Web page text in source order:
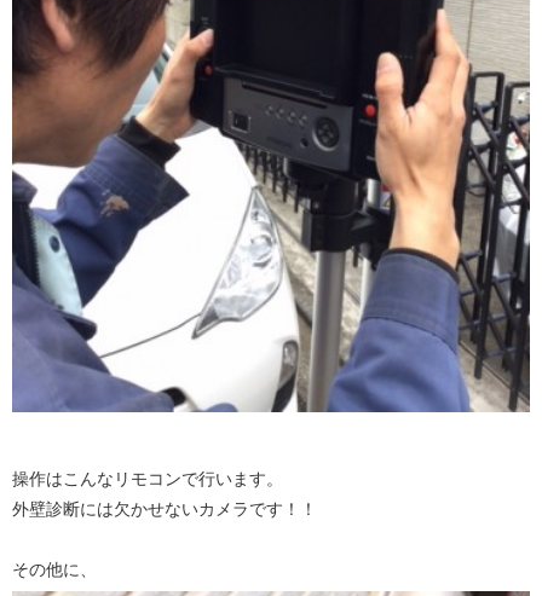
操作はこんなリモコンで行います。
外壁診断には欠かせないカメラです！！
その他に、